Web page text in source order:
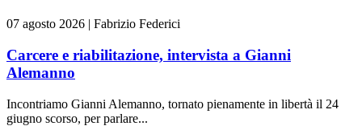
07 agosto 2026 | Fabrizio Federici
Carcere e riabilitazione, intervista a Gianni
Alemanno
Incontriamo Gianni Alemanno, tornato pienamente in libertà il 24
giugno scorso, per parlare...